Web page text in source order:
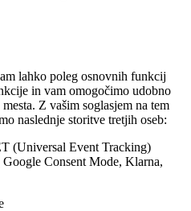
lahko poleg osnovnih funkcij
in vam omogočimo udobno
Z vašim soglasjem na tem
naslednje storitve tretjih oseb:
(Universal Event Tracking)
Consent Mode, Klarna,